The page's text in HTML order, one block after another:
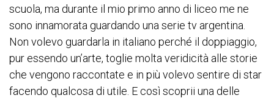
scuola, ma durante il mio primo anno di liceo me ne
sono innamorata guardando una serie tv argentina.
Non volevo guardarla in italiano perché il doppiaggio,
pur essendo un’arte, toglie molta veridicità alle storie
che vengono raccontate e in più volevo sentire di star
facendo qualcosa di utile. E così scoprii una delle